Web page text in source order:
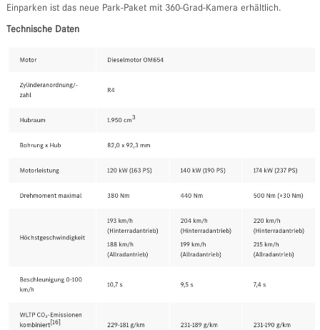
Einparken ist das neue Park-Paket mit 360-Grad-Kamera erhältlich.
Technische Daten